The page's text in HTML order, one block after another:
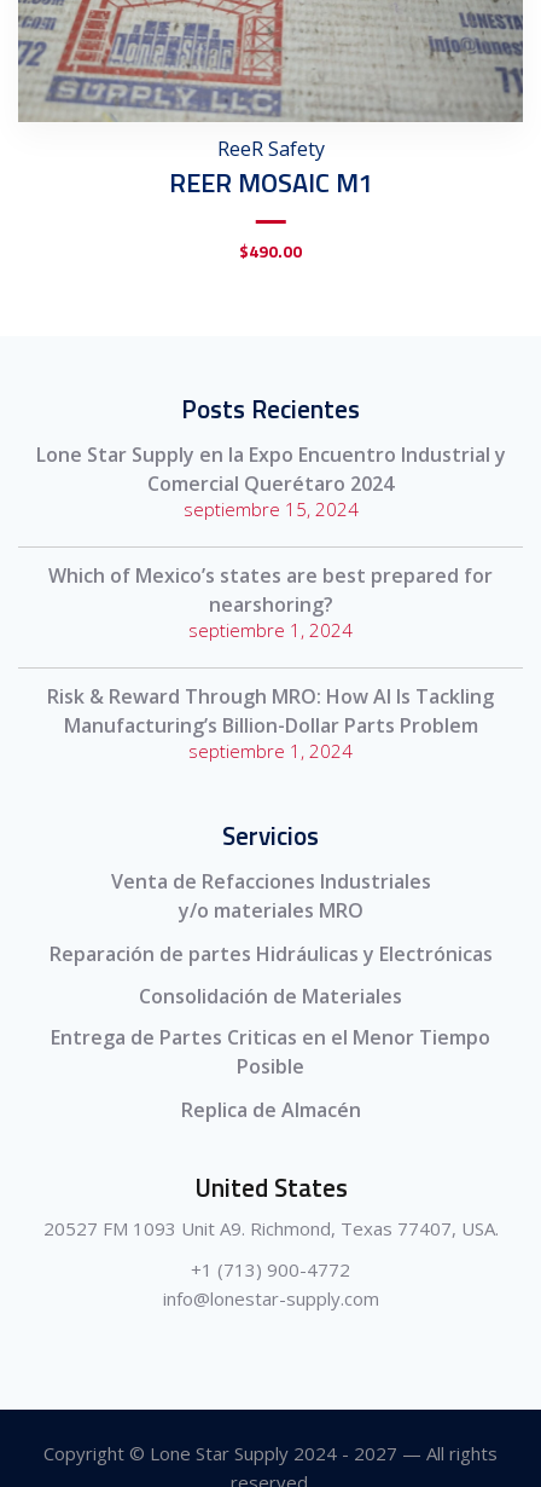
ReeR Safety
REER MOSAIC M1
$490.00
Posts Recientes
Lone Star Supply en la Expo Encuentro Industrial y
Comercial Querétaro 2024
septiembre 15, 2024
Which of Mexico’s states are best prepared for
nearshoring?
septiembre 1, 2024
Risk & Reward Through MRO: How AI Is Tackling
Manufacturing’s Billion-Dollar Parts Problem
septiembre 1, 2024
Servicios
Venta de Refacciones Industriales
y/o materiales MRO
Reparación de partes Hidráulicas y Electrónicas
Consolidación de Materiales
Entrega de Partes Criticas en el Menor Tiempo
Posible
Replica de Almacén
United States
20527 FM 1093 Unit A9. Richmond, Texas 77407, USA.
+1 (713) 900-4772
info@lonestar-supply.com
Copyright © Lone Star Supply 2024 - 2027 — All rights